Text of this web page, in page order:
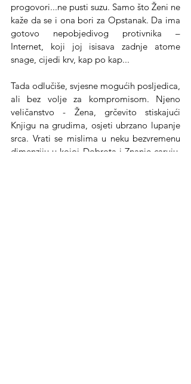
progovori...ne pusti suzu. Samo što Ženi ne
kaže da se i ona bori za Opstanak. Da ima
gotovo nepobjedivog protivnika –
Internet, koji joj isisava zadnje atome
snage, cijedi krv, kap po kap...
Tada odlučiše, svjesne mogućih posljedica,
ali bez volje za kompromisom. Njeno
veličanstvo - Žena, grčevito stiskajući
Knjigu na grudima, osjeti ubrzano lupanje
srca. Vrati se mislima u neku bezvremenu
dimenziju u kojoj Dobrota i Znanje caruju.